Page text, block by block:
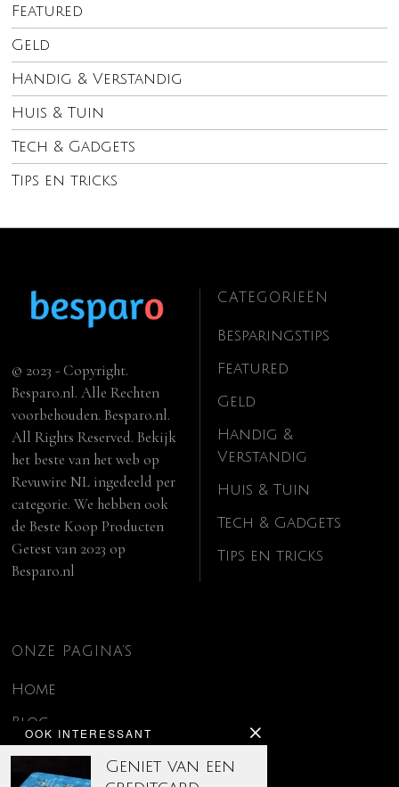
Featured
Geld
Handig & Verstandig
Huis & Tuin
Tech & Gadgets
Tips en tricks
OOK INTERESSANT
Geniet van een
© 2023 - Copyright.
Besparo.nl. Alle Rechten
voorbehouden. Besparo.nl.
All Rights Reserved. Bekijk
het beste van het web op
Revuwire NL ingedeeld per
categorie. We hebben ook
deBeste Koop Producten
Getest van 2023 op
Besparo.nl
CATEGORIEËN
Besparingstips
Featured
Geld
Handig &
Verstandig
Huis & Tuin
Tech & Gadgets
Tips en tricks
ONZE PAGINA’S
Home
Blog
Contact